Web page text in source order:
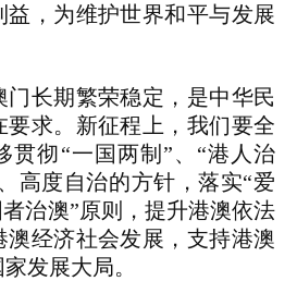
益，为维护世界和平与发展
长期繁荣稳定，是中华民
要求。新征程上，我们要全
贯彻“一国两制”、“港人治
高度自治的方针，落实“爱
治澳”原则，提升港澳依法
澳经济社会发展，支持港澳
发展大局。